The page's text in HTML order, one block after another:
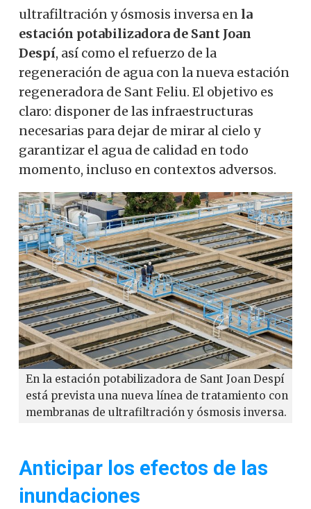
ultrafiltración y ósmosis inversa en la
estación potabilizadora de Sant Joan
Despí, así como el refuerzo de la
regeneración de agua con la nueva estación
regeneradora de Sant Feliu. El objetivo es
claro: disponer de las infraestructuras
necesarias para dejar de mirar al cielo y
garantizar el agua de calidad en todo
momento, incluso en contextos adversos.
En la estación potabilizadora de Sant Joan Despí
está prevista una nueva línea de tratamiento con
membranas de ultrafiltración y ósmosis inversa.
Anticipar los efectos de las
inundaciones